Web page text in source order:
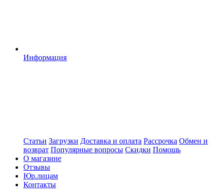
Информация
Статьи Загрузки Доставка и оплата Рассрочка Обмен и
возврат Популярные вопросы Скидки Помощь
О магазине
Отзывы
Юр.лицам
Контакты